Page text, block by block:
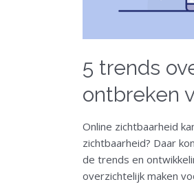
5 trends
ontbreken
Online zichtbaarheid
zichtbaarheid? Daar
de trends en
overzichtelijk maken